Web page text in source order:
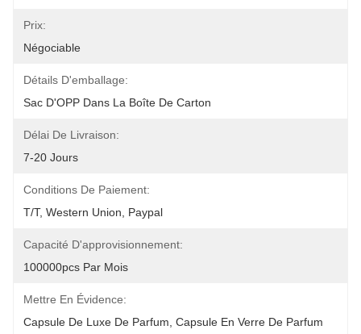
Prix:
Négociable
Détails D'emballage:
Sac D'OPP Dans La Boîte De Carton
Délai De Livraison:
7-20 Jours
Conditions De Paiement:
T/T, Western Union, Paypal
Capacité D'approvisionnement:
100000pcs Par Mois
Mettre En Évidence:
Capsule De Luxe De Parfum Capsule En Verre De Parfum